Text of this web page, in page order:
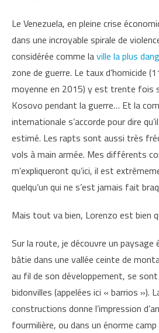
Le Venezuela, en pleine crise
dans une incroyable spirale de
considérée comme laville la plus
zone de guerre. Le taux d’homicide
moyenne en 2015) y est trente fois
Kosovo pendant la guerre… Et la
internationale s’accorde pour dire
estimé. Les rapts sont aussi très
vols à main armée. Mes différents
m’expliqueront qu’ici, il est
quelqu’un qui ne s’est jamais fait
Mais tout va bien, Lorenzo est bien
Sur la route, je découvre un paysage
bâtie dans une vallée ceinte de
au fil de son développement, se
bidonvilles (appelées ici « barrios »).
constructions donne l’impression
fourmilière, ou dans un énorme